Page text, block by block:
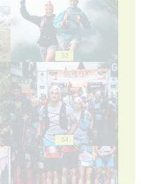
52
54